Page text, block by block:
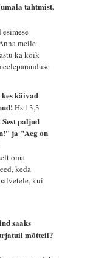
tahtmist,
meile
ka kõik
käivad
Hs 13,3
Sest paljud
ja "Aeg on
oma
keda
kui
saaks
mõtteil?